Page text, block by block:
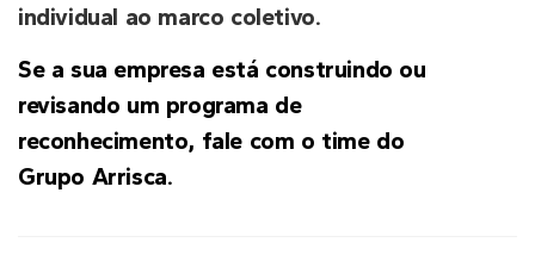
individual ao marco coletivo.
Se a sua empresa está construindo ou
revisando um programa de
reconhecimento, fale com o time do
Grupo Arrisca.